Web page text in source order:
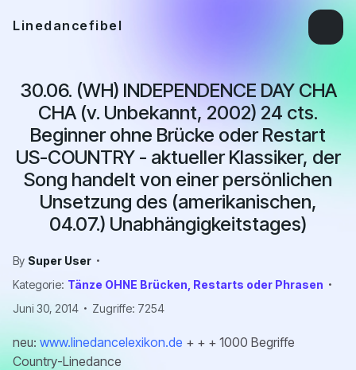
Linedancefibel
30.06. (WH) INDEPENDENCE DAY CHA
CHA (v. Unbekannt, 2002) 24 cts.
Beginner ohne Brücke oder Restart
US-COUNTRY - aktueller Klassiker, der
Song handelt von einer persönlichen
Unsetzung des (amerikanischen,
04.07.) Unabhängigkeitstages)
By Super User
Kategorie: Tänze OHNE Brücken, Restarts oder Phrasen
Juni 30, 2014
Zugriffe: 7254
neu: www.linedancelexikon.de + + + 1000 Begriffe
Country-Linedance